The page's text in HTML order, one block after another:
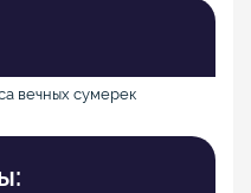
вечных сумерек